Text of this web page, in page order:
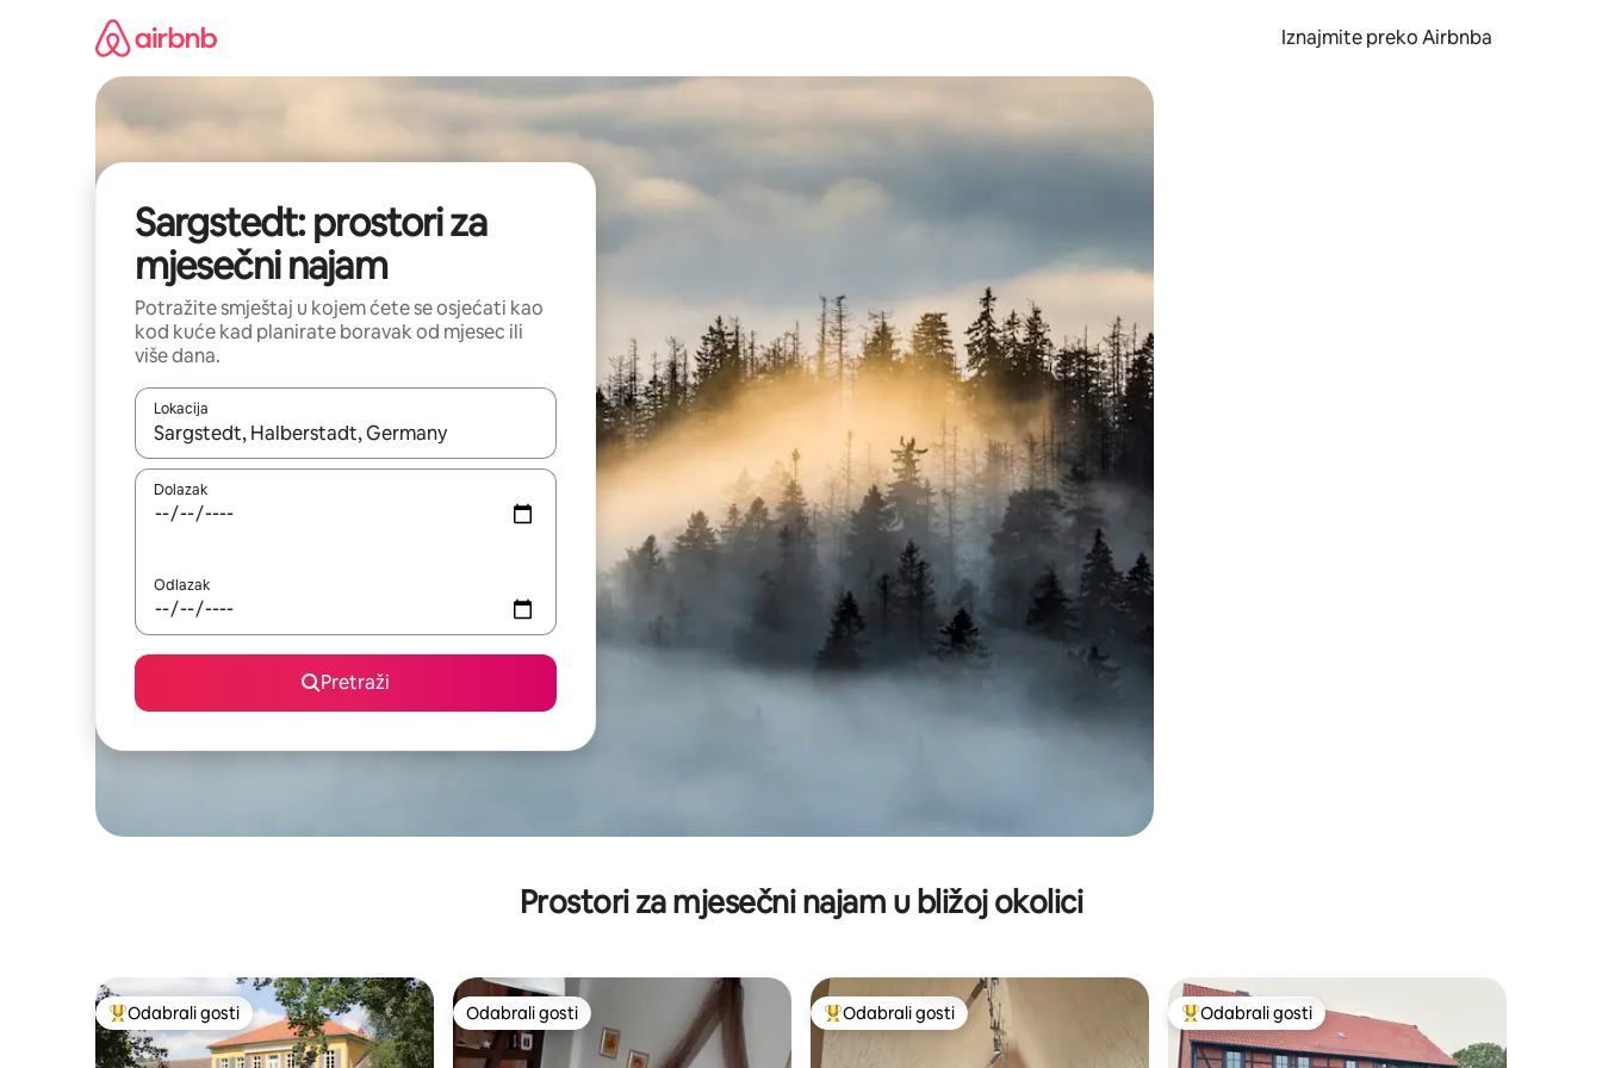
Iznajmite preko Airbnba
Sargstedt: prostori za
mjesečni najam
Potražite smještaj u kojem ćete se osjećati kao
kod kuće kad planirate boravak od mjesec ili
više dana.
Lokacija
Kada budu dostupni rezultati, moći ćete ih pregledati koristeći se strelicama prema gore i prema dolje, kao i dodirom ili prelaskom prstom po zaslonu.
Dolazak
Odlazak
Pretraži
Prostori za mjesečni najam u bližoj okolici
Među najviše rangiranima s oznakom „Odabrali gosti”
Odabrali gosti Odabrali gosti
Odabrali gosti Među najviše rangiranima s oznakom „Odabrali gosti”
Odabrali gosti Među najviše rangiranima s oznakom „Odabrali gosti”
Odabrali gosti